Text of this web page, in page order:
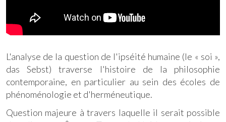
L'analyse de la question de l'ipséité humaine (le « soi »,
das Sebst) traverse l'histoire de la philosophie
contemporaine, en particulier au sein des écoles de
phénoménologie et d'herméneutique.
Question majeure à travers laquelle il serait possible